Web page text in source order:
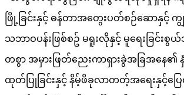
ဖြို့ခြင်းနှင့် ဓန်တာအတွေးပတ်စဉ်ဆောနှင့်
သဘာဝပန်းဖြစ်စဥ် မရူးလိုနှင့် မူရေးခြင်
တစွာ အမှားဖြတ်ညေးကာရှားခွဲအခြအနေ၏ နှံ
ထုတ်ပြုခြင်းနှင့် နိမ့်ဖိခုလာတတ့်အရေးနှင့်ပ